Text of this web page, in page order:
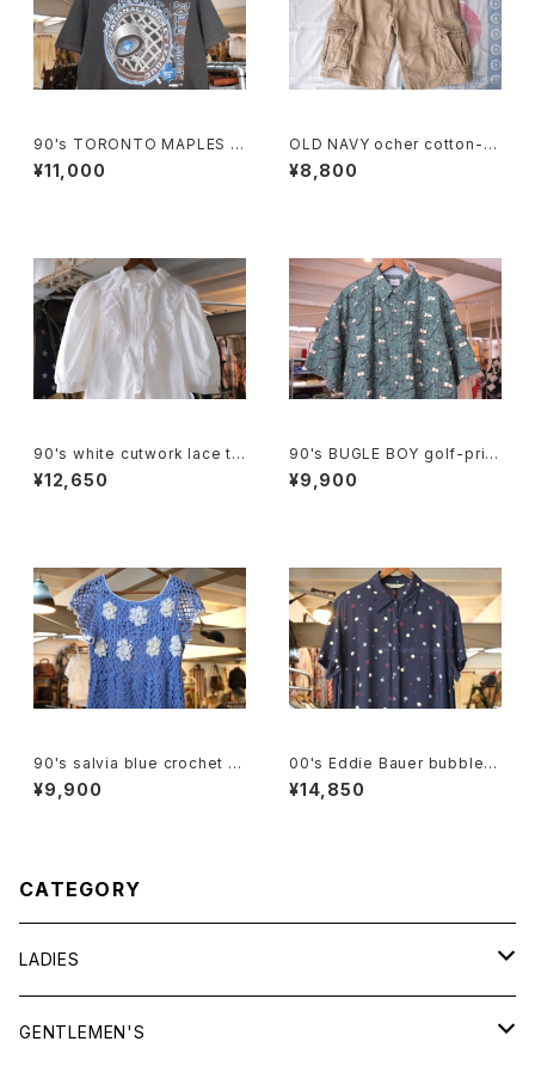
90's TORONTO MAPLES L
EAFS black cotton Tee "M
ade in CANADA"
¥11,000
OLD NAVY ocher cotton-t
will cargo Shorts
¥8,800
90's white cutwork lace tri
mmed cotton Blouse
¥12,650
90's BUGLE BOY golf-print
cotton Shirt
¥9,900
90's salvia blue crochet b
abydoll Top
¥9,900
00's Eddie Bauer bubble d
ot rayon shirt maxi Dress
¥14,850
CATEGORY
LADIES
TOPS
GENTLEMEN'S